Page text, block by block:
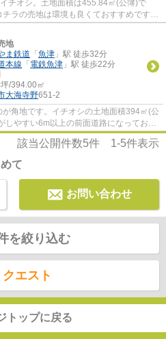
チオシ。土地面積は455.84㎡(公簿)で
ラの売地は環境も良くておすすめです。
その分心に余...
地
ま鉄道 「 魚津 」駅 徒歩32分
本線 「 電鉄魚津 」駅 徒歩22分
/394.00㎡
大海寺野651-2
角地です。イチオシの土地面積394㎡(公
しやすい6m以上の前面道路になっており
いるなら、...
該当公開件数5件 1-5件表示
て
お問い合わせ
を絞り込む
エスト
トップに戻る